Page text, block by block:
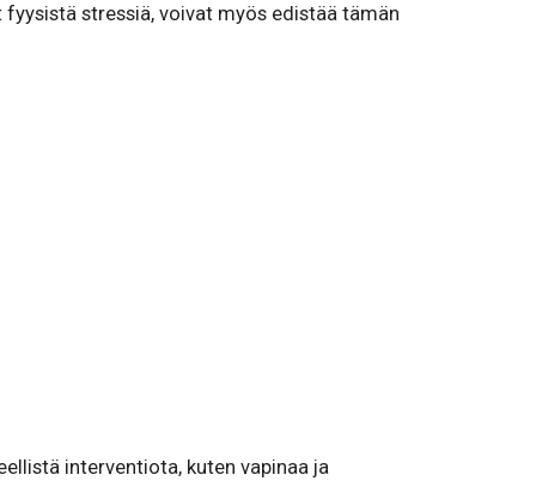
stressiä, voivat myös edistää tämän
interventiota, kuten vapinaa ja